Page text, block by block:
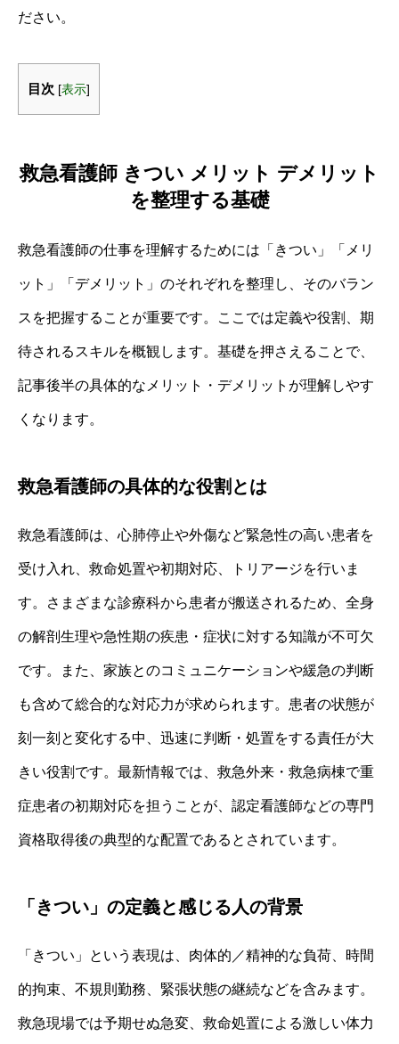
ださい。
目次 [表示]
救急看護師 きつい メリット デメリット
を整理する基礎
救急看護師の仕事を理解するためには「きつい」「メリ
ット」「デメリット」のそれぞれを整理し、そのバラン
スを把握することが重要です。ここでは定義や役割、期
待されるスキルを概観します。基礎を押さえることで、
記事後半の具体的なメリット・デメリットが理解しやす
くなります。
救急看護師の具体的な役割とは
救急看護師は、心肺停止や外傷など緊急性の高い患者を
受け入れ、救命処置や初期対応、トリアージを行いま
す。さまざまな診療科から患者が搬送されるため、全身
の解剖生理や急性期の疾患・症状に対する知識が不可欠
です。また、家族とのコミュニケーションや緩急の判断
も含めて総合的な対応力が求められます。患者の状態が
刻一刻と変化する中、迅速に判断・処置をする責任が大
きい役割です。最新情報では、救急外来・救急病棟で重
症患者の初期対応を担うことが、認定看護師などの専門
資格取得後の典型的な配置であるとされています。
「きつい」の定義と感じる人の背景
「きつい」という表現は、肉体的／精神的な負荷、時間
的拘束、不規則勤務、緊張状態の継続などを含みます。
救急現場では予期せぬ急変、救命処置による激しい体力